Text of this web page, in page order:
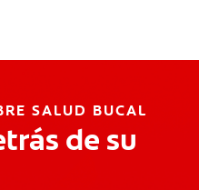
SALUD BUCAL
de su